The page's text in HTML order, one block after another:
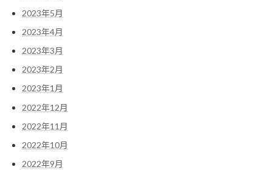
2023年5月
2023年4月
2023年3月
2023年2月
2023年1月
2022年12月
2022年11月
2022年10月
2022年9月